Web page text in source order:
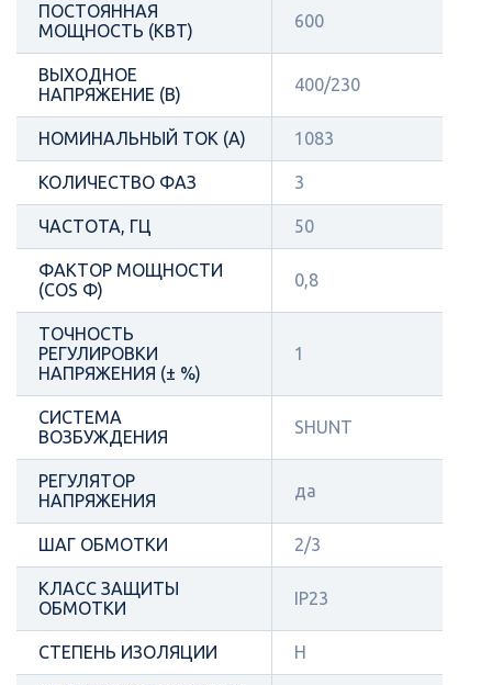
ПОСТОЯННАЯ
МОЩНОСТЬ (КВТ)
600
ВЫХОДНОЕ
НАПРЯЖЕНИЕ (В)
400/230
НОМИНАЛЬНЫЙ ТОК (А) 1083
КОЛИЧЕСТВО ФАЗ 3
ЧАСТОТА, ГЦ 50
ФАКТОР МОЩНОСТИ
(COS Φ)
0,8
ТОЧНОСТЬ
РЕГУЛИРОВКИ
НАПРЯЖЕНИЯ (± %)
1
СИСТЕМА
ВОЗБУЖДЕНИЯ
SHUNT
РЕГУЛЯТОР
НАПРЯЖЕНИЯ
да
ШАГ ОБМОТКИ 2/3
КЛАСС ЗАЩИТЫ
ОБМОТКИ
IP23
СТЕПЕНЬ ИЗОЛЯЦИИ Н